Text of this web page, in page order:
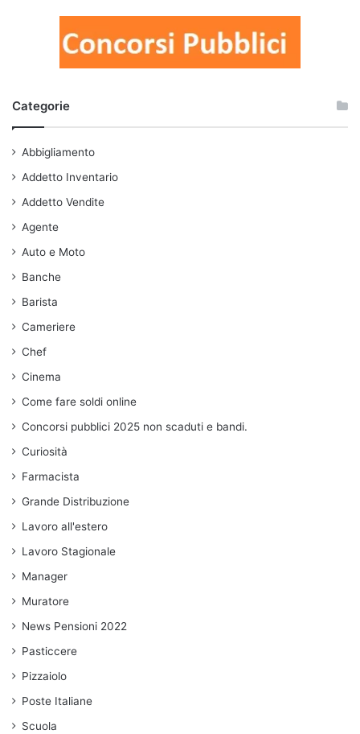
Categorie
Abbigliamento
Addetto Inventario
Addetto Vendite
Agente
Auto e Moto
Banche
Barista
Cameriere
Chef
Cinema
Come fare soldi online
Concorsi pubblici 2025 non scaduti e bandi.
Curiosità
Farmacista
Grande Distribuzione
Lavoro all'estero
Lavoro Stagionale
Manager
Muratore
News Pensioni 2022
Pasticcere
Pizzaiolo
Poste Italiane
Scuola